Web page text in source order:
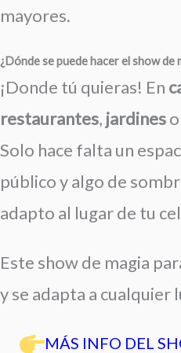
mayores.
¿Dónde se puede hacer el show de
¡Donde tú quieras! En
restaurantes, jardineso
Solo hace falta un
público y algo de
adapto al lugar de tu
Este show de magia
y se adapta a cualquier
MÁS INFO DEL